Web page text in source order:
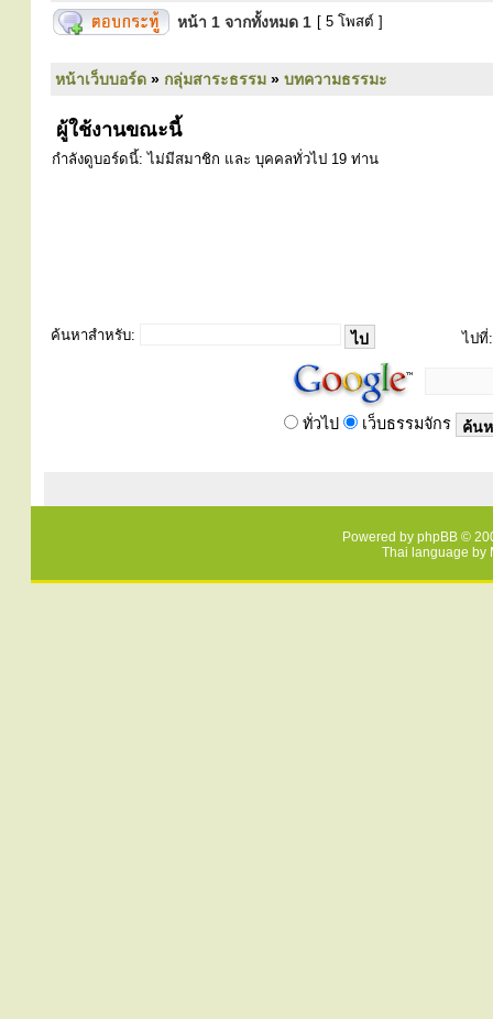
หน้า 1 จากทั้งหมด 1 [ 5 โพสต์ ]
หน้าเว็บบอร์ด » กลุ่มสาระธรรม » บทความธรรมะ
ผู้ใช้งานขณะนี้
กำลังดูบอร์ดนี้: ไม่มีสมาชิก และ บุคคลทั่วไป 19 ท่าน
ค้นหาสำหรับ: ไปที่:
ทั่วไป เว็บธรรมจักร
Powered by phpBB ©
Thai language by